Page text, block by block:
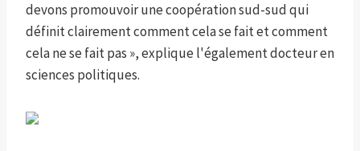
devons promouvoir une coopération sud-sud qui
définit clairement comment cela se fait et comment
cela ne se fait pas », explique l'également docteur en
sciences politiques.